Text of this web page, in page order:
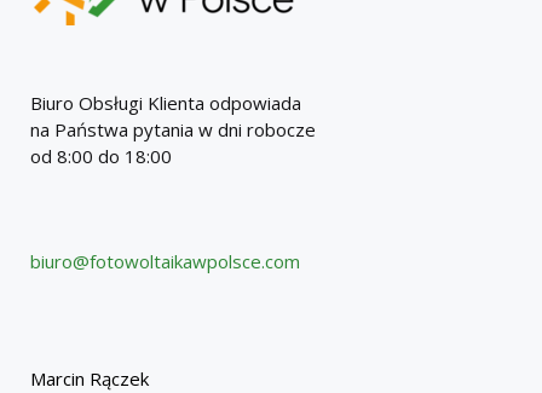
Biuro Obsługi Klienta odpowiada
na Państwa pytania w dni robocze
od 8:00 do 18:00
biuro@fotowoltaikawpolsce.com
Marcin Rączek